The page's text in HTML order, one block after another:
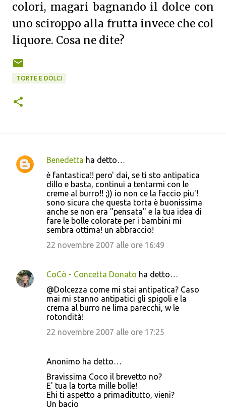
colori, magari bagnando il dolce con
uno sciroppo alla frutta invece che col
liquore. Cosa ne dite?
TORTE E DOLCI
C
Benedetta ha detto…
è fantastica!! pero' dai, se ti sto antipatica
dillo e basta, continui a tentarmi con le
creme al burro!! ;)) io non ce la faccio piu'!
sono sicura che questa torta è buonissima
anche se non era "pensata" e la tua idea di
fare le bolle colorate per i bambini mi
sembra ottima! un abbraccio!
22 novembre 2007 alle ore 16:49
CoCò - Concetta Donato ha detto…
@Dolcezza come mi stai antipatica? Caso
mai mi stanno antipatici gli spigoli e la
crema al burro ne lima parecchi, w le
rotondità!
22 novembre 2007 alle ore 17:25
Anonimo ha detto…
Bravissima Coco il brevetto no?
E' tua la torta mille bolle!
Ehi ti aspetto a primaditutto, vieni?
Un bacio